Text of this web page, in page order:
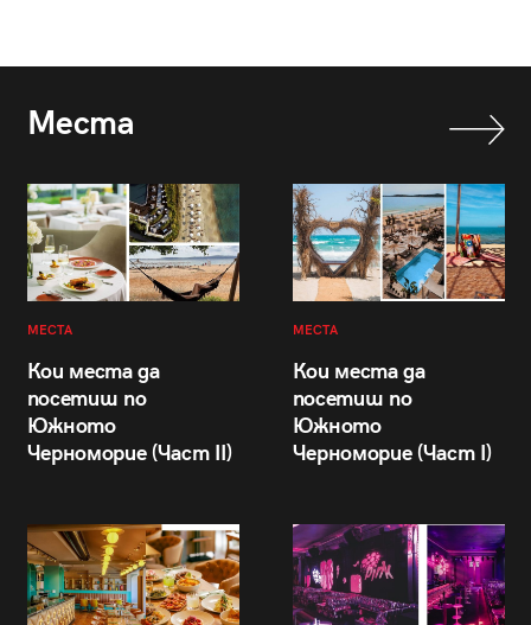
Места
МЕСТА
Кои места да
посетиш по
Южното
Черноморие (Част II)
МЕСТА
Кои места да
посетиш по
Южното
Черноморие (Част I)